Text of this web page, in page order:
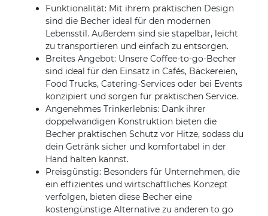
Funktionalität: Mit ihrem praktischen Design
sind die Becher ideal für den modernen
Lebensstil. Außerdem sind sie stapelbar, leicht
zu transportieren und einfach zu entsorgen.
Breites Angebot: Unsere Coffee-to-go-Becher
sind ideal für den Einsatz in Cafés, Bäckereien,
Food Trucks, Catering-Services oder bei Events
konzipiert und sorgen für praktischen Service.
Angenehmes Trinkerlebnis: Dank ihrer
doppelwandigen Konstruktion bieten die
Becher praktischen Schutz vor Hitze, sodass du
dein Getränk sicher und komfortabel in der
Hand halten kannst.
Preisgünstig: Besonders für Unternehmen, die
ein effizientes und wirtschaftliches Konzept
verfolgen, bieten diese Becher eine
kostengünstige Alternative zu anderen to go